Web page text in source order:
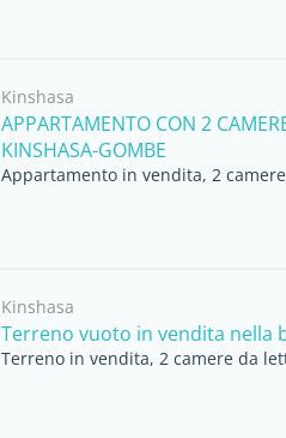
Kinshasa
APPARTAMENTO CON 2
KINSHASA-GOMBE
Appartamento in vendita, 2
Kinshasa
Terreno vuoto in vendita nella
Terreno in vendita, 2 camere da